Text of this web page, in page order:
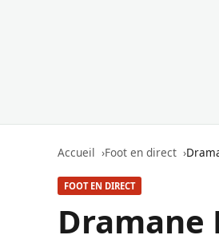
Accueil Foot en direct
FOOT EN DIRECT
Dramane